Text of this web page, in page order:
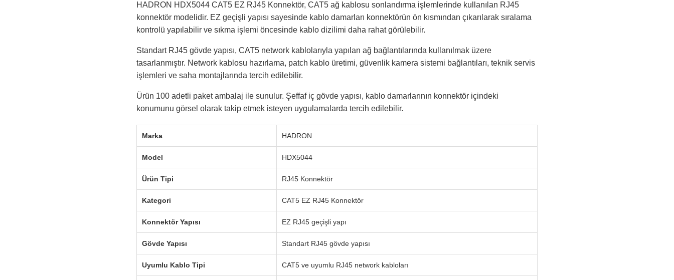
HADRON HDX5044 CAT5 EZ RJ45 Konnektör, CAT5 ağ kablosu sonlandırma işlemlerinde kullanılan RJ45
konnektör modelidir. EZ geçişli yapısı sayesinde kablo damarları konnektörün ön kısmından çıkarılarak sıralama
kontrolü yapılabilir ve sıkma işlemi öncesinde kablo dizilimi daha rahat görülebilir.
Standart RJ45 gövde yapısı, CAT5 network kablolarıyla yapılan ağ bağlantılarında kullanılmak üzere
tasarlanmıştır. Network kablosu hazırlama, patch kablo üretimi, güvenlik kamera sistemi bağlantıları, teknik servis
işlemleri ve saha montajlarında tercih edilebilir.
Ürün 100 adetli paket ambalaj ile sunulur. Şeffaf iç gövde yapısı, kablo damarlarının konnektör içindeki
konumunu görsel olarak takip etmek isteyen uygulamalarda tercih edilebilir.
Marka HADRON
Model HDX5044
Ürün Tipi RJ45 Konnektör
Kategori CAT5 EZ RJ45 Konnektör
Konnektör Yapısı EZ RJ45 geçişli yapı
Gövde Yapısı Standart RJ45 gövde yapısı
Uyumlu Kablo Tipi CAT5 ve uyumlu RJ45 network kabloları